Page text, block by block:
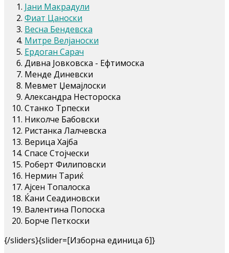
Јани Макрадули
Фиат Цаноски
Весна Бендевска
Митре Велјаноски
Ердоган Сарач
Дивна Јовковска - Ефтимоска
Менде Диневски
Мевмет Џемајлоски
Александра Нестороска
Станко Трпески
Николче Бабовски
Ристанка Лалчевска
Верица Хајба
Спасе Стојчески
Роберт Филиповски
Нермин Тариќ
Ајсен Топалоска
Ќани Сеадиновски
Валентина Попоска
Борче Петкоски
{/sliders}{slider=[Изборна единица 6]}